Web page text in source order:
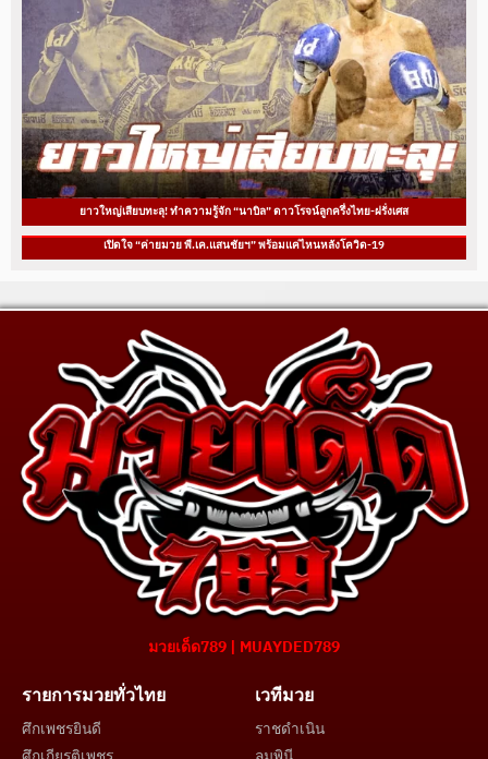
ยาวใหญ่เสียบทะลุ! ทำความรู้จัก “นาบิล” ดาวโรจน์ลูกครึ่งไทย-ฝรั่งเศส
เปิดใจ “ค่ายมวย พี.เค.แสนชัยฯ” พร้อมแค่ไหนหลังโควิด-19
มวยเด็ด789 | MUAYDED789
รายการมวยทั่วไทย
ศึกเพชรยินดี
เวทีมวย
ราชดำเนิน